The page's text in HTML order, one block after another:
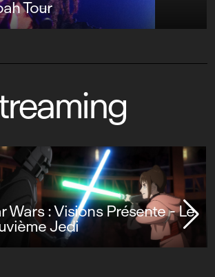
Tour
Présente - Le